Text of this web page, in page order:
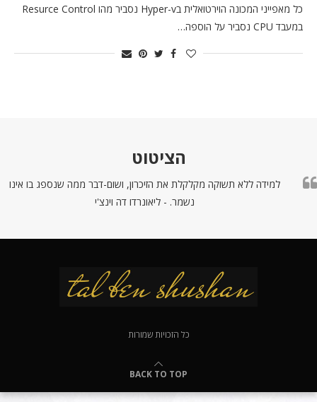
כל מאפייני המכונה הוירטואלית בHyper-v נסביר מהו Resurce Control
במעבד CPU נסביר על הוספה…
הציטוט
למידה ללא תשוקה מקלקלת את הזיכרון, ושום-דבר ממה שנספג בו אינו
נשמר. - ליאונרדו דה וינצ'י
כל הזכויות שמורות
BACK TO TOP